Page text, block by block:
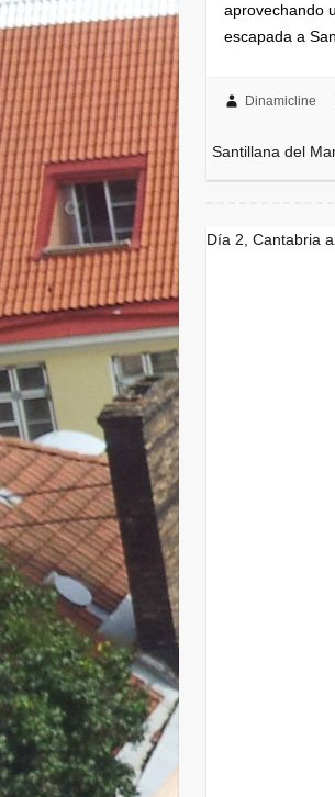
aprovechando
escapada a
Dinamicline
Santillana del
Día 2, Cantabria